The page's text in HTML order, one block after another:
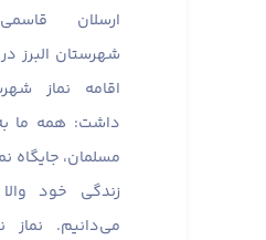
ارسلان
شهرستان البرز
اقامه نماز
داشت: همه ما
مسلمان، جایگاه
زندگی خود
می‌دانیم. نماز